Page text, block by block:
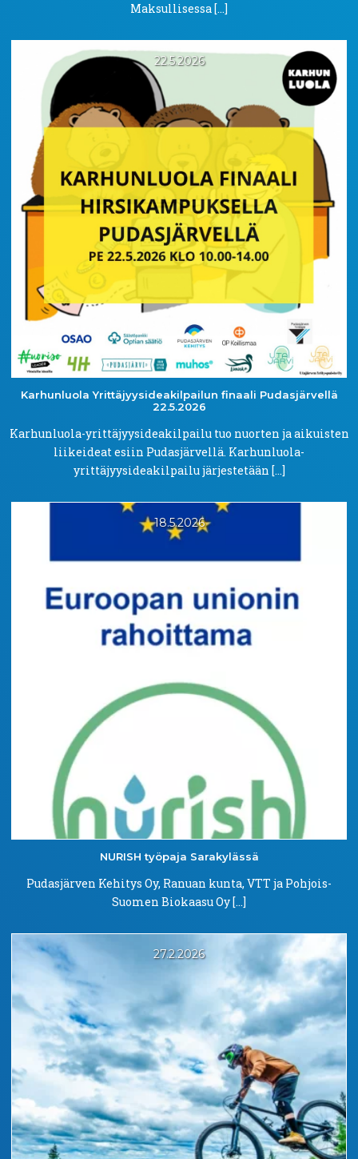
Maksullisessa […]
22.5.2026
Karhunluola Yrittäjyysideakilpailun finaali Pudasjärvellä
22.5.2026
Karhunluola-yrittäjyysideakilpailu tuo nuorten ja aikuisten
liikeideat esiin Pudasjärvellä. Karhunluola-
yrittäjyysideakilpailu järjestetään […]
18.5.2026
NURISH työpaja Sarakylässä
Pudasjärven Kehitys Oy, Ranuan kunta, VTT ja Pohjois-
Suomen Biokaasu Oy […]
27.2.2026